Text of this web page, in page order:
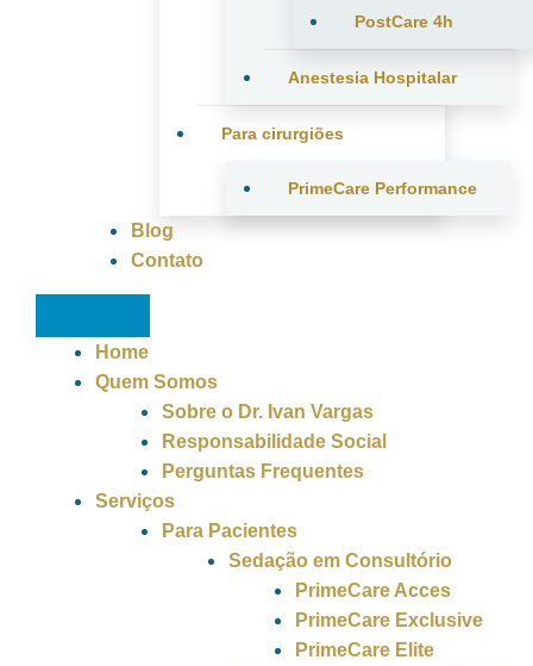
PostCare 4h
Anestesia Hospitalar
Para cirurgiões
PrimeCare Performance
Blog
Contato
Home
Quem Somos
Sobre o Dr. Ivan Vargas
Responsabilidade Social
Perguntas Frequentes
Serviços
Para Pacientes
Sedação em Consultório
PrimeCare Acces
PrimeCare Exclusive
PrimeCare Elite